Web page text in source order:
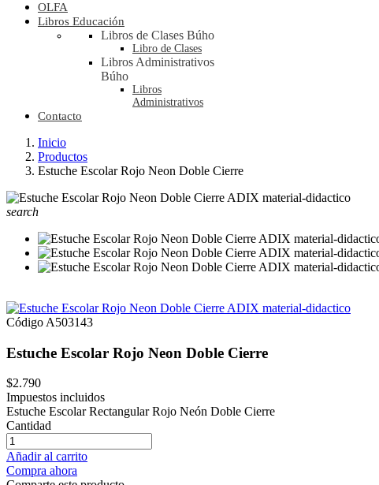
OLFA
Libros Educación
Libros de Clases Búho
Libro de Clases
Libros Administrativos
Búho
Libros
Administrativos
Contacto
Inicio
Productos
Estuche Escolar Rojo Neon Doble Cierre
search
Código A503143
Estuche Escolar Rojo Neon Doble Cierre
$2.790
Impuestos incluidos
Estuche Escolar Rectangular Rojo Neón Doble Cierre
Cantidad
Añadir al carrito
Compra ahora